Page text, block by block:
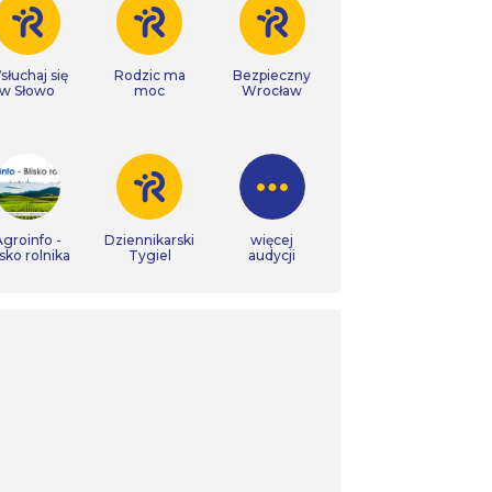
się
w Słowo
Rodzic ma
moc
Bezpieczny
Wrocław
-
rolnika
Dziennikarski
Tygiel
więcej
audycji